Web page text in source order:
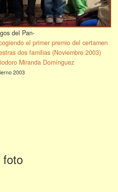
del Pan-
el primer premio del certamen
dos familias (Noviembre 2003)
Miranda Domínguez
2003
foto